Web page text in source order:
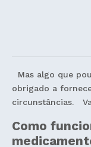
Mas algo que
obrigado a
circunstâncias.
Como